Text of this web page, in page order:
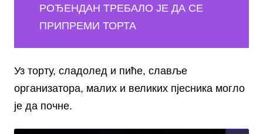
РОЂЕНДАН ТРЕБАЛО ЈЕ ДА СЕ
ПРИПРЕМИ ТОРТА
Уз торту, сладолед и пиће, славље
организатора, малих и великих пјесника могло
је да почне.